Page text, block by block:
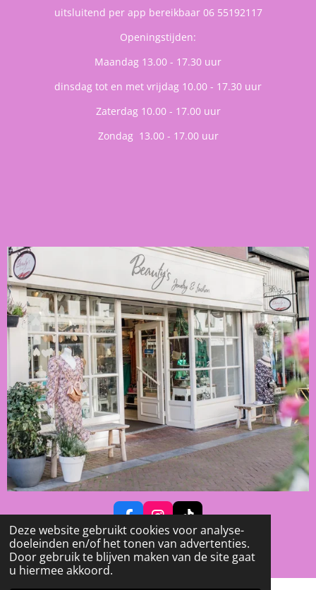
Deze website gebruikt cookies voor analyse-
doeleinden en/of het tonen van advertenties.
Door gebruik te blijven maken van de site gaat
u hiermee akkoord.
uitsluitend per app bereikbaar 06 55192117
Openingstijden:
Maandag 13.00 - 17.30 uur
dinsdag tot en met vrijdag 10.00 - 17.30 uur
Zaterdag 10.00 - 17.00 uur
Zondag 13.00 - 17.00 uur
A
C
E
I
N
S
T
I
K
T
© 2023 - 2026 Beauty's - Jewelry & Fashion
Powered byJouwWeb